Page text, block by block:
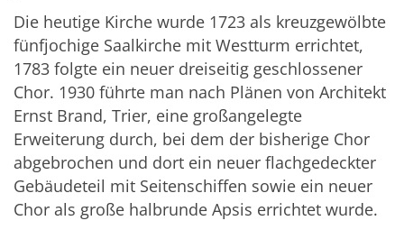
Die heutige Kirche wurde 1723 als kreuzgewölbte
fünfjochige Saalkirche mit Westturm errichtet,
1783 folgte ein neuer dreiseitig geschlossener
Chor. 1930 führte man nach Plänen von Architekt
Ernst Brand, Trier, eine großangelegte
Erweiterung durch, bei dem der bisherige Chor
abgebrochen und dort ein neuer flachgedeckter
Gebäudeteil mit Seitenschiffen sowie ein neuer
Chor als große halbrunde Apsis errichtet wurde.